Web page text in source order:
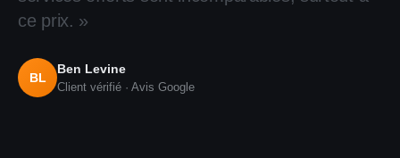
ce prix. »
BL
Ben Levine
Client vérifié · Avis Google